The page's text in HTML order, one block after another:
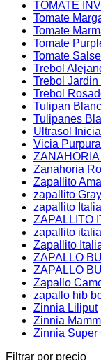
TOMATE
Tomate
Tomate
Tomate
Tomate
Trebol
Trebol Jardin
Trebol
Tulipan
Tulipanes
Ultrasol Inicial
Vicia
Zanahoria
Zapallito
zapallito
zapallito
ZAPALLITO
zapallito
Zapallito
ZAPALLO
ZAPALLO
Zapallo
zapallo hib
Zinnia Liliput
Zinnia
Zinnia Super
Filtrar por precio